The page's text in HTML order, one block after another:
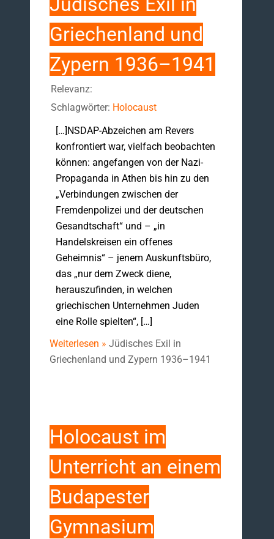
Griechenland und
Zypern 1936–1941
Relevanz:
Schlagwörter: Holocaust
[…]NSDAP-Abzeichen am Revers
konfrontiert war, vielfach beobachten
können: angefangen von der Nazi-
Propaganda in Athen bis hin zu den
„Verbindungen zwischen der
Fremdenpolizei und der deutschen
Gesandtschaft“ und – „in
Handelskreisen ein offenes
Geheimnis“ – jenem Auskunfts­büro,
das „nur dem Zweck diene,
herauszufinden, in welchen
griechischen Unternehmen Juden
eine Rolle spielten“, […]
Weiterlesen » Jüdisches Exil in
Griechenland und Zypern 1936–1941
Holocaust im
Unterricht an einem
Budapester
Gymnasium